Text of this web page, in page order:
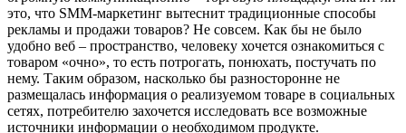
это, что SMM-маркетинг вытеснит традиционные способы
рекламы и продажи товаров? Не совсем. Как бы не было
удобно веб – пространство, человеку хочется ознакомиться с
товаром «очно», то есть потрогать, понюхать, постучать по
нему. Таким образом, насколько бы разносторонне не
размещалась информация о реализуемом товаре в социальных
сетях, потребителю захочется исследовать все возможные
источники информации о необходимом продукте.